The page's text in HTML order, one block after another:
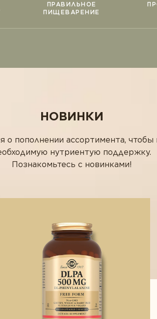
ПРАВИЛЬНОЕ
ПИЩЕВАРЕНИЕ
НОВИНКИ
о пополнении ассортимента,
нутриентую поддержку.
Познакомьтесь с новинками!